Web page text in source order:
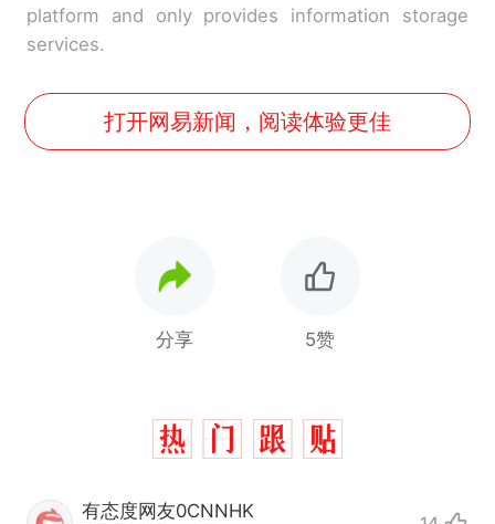
platform and only provides information storage
services.
打开网易新闻，阅读体验更佳
分享 5赞
有态度网友0CNNHK